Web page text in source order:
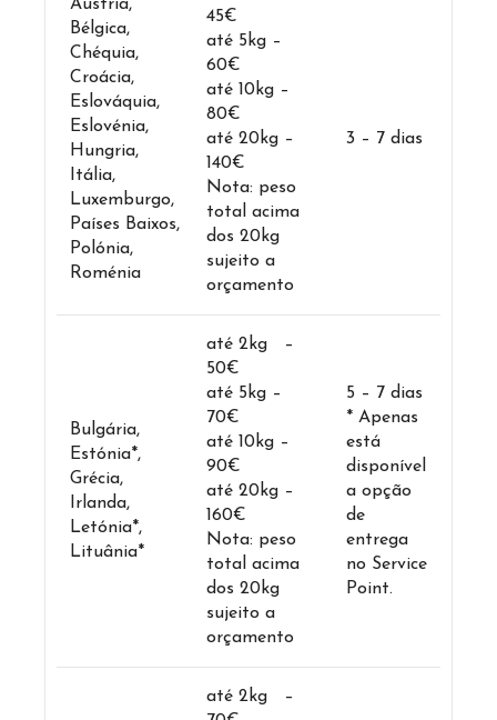
Áustria,
Bélgica,
Chéquia,
Croácia,
Eslováquia,
Eslovénia,
Hungria,
Itália,
Luxemburgo,
Países Baixos,
Polónia,
Roménia
45€
até 5kg –
60€
até 10kg –
80€
até 20kg –
140€
Nota: peso
total acima
dos 20kg
sujeito a
orçamento
3 – 7 dias
Bulgária,
Estónia*,
Grécia,
Irlanda,
Letónia*,
Lituânia*
até 2kg –
50€
até 5kg –
70€
até 10kg –
90€
até 20kg –
160€
Nota: peso
total acima
dos 20kg
sujeito a
orçamento
5 – 7 dias
* Apenas
está
disponível
a opção
de
entrega
no Service
Point.
até 2kg –